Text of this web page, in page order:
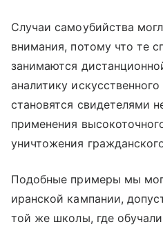
Случаи самоубийства
внимания, потому что те
занимаются
аналитику
становятся свидетелями
применения
уничтожения
Подобные примеры мы
иранской кампании,
той же школы, где